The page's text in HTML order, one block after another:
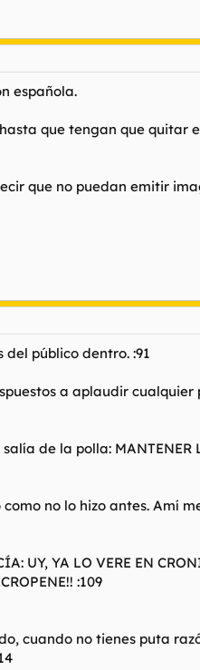
española.
que tengan que quitar
que no puedan emitir
público dentro. :91
a aplaudir
de la polla: MANTENER
no lo hizo antes. Amí
UY, YA LO VERE EN
:109
cuando no tienes puta